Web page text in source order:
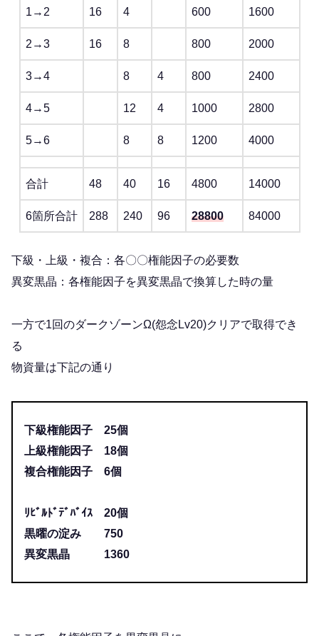
1→2 16 4 600 1600
2→3 16 8 800 2000
3→4 8 4 800 2400
4→5 12 4 1000 2800
5→6 8 8 1200 4000
合計 48 40 16 4800 14000
6箇所合計 288 240 96 28800 84000
下級・上級・複合：各〇〇権能因子の必要数
異変黒晶：各権能因子を異変黒晶で換算した時の量
一方で1回のダークゾーンΩ(怨念Lv20)クリアで取得でき
る
物資量は下記の通り
下級権能因子 25個
上級権能因子 18個
複合権能因子 6個
ﾘﾋﾞﾙﾄﾞﾃﾞﾊﾞｲｽ 20個
黒曜の淀み 750
異変黒晶 1360